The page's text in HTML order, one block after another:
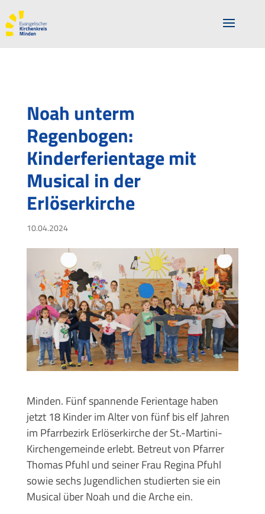
Noah unterm
Regenbogen:
Kinderferientage mit
Musical in der
Erlöserkirche
10.04.2024
Minden. Fünf spannende Ferientage haben
jetzt 18 Kinder im Alter von fünf bis elf Jahren
im Pfarrbezirk Erlöserkirche der St.-Martini-
Kirchengemeinde erlebt. Betreut von Pfarrer
Thomas Pfuhl und seiner Frau Regina Pfuhl
sowie sechs Jugendlichen studierten sie ein
Musical über Noah und die Arche ein.